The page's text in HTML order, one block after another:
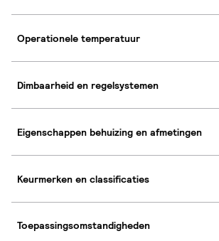
Operationele temperatuur
Dimbaarheid en regelsystemen
Eigenschappen behuizing en afmetingen
Keurmerken en classificaties
Toepassingsomstandigheden